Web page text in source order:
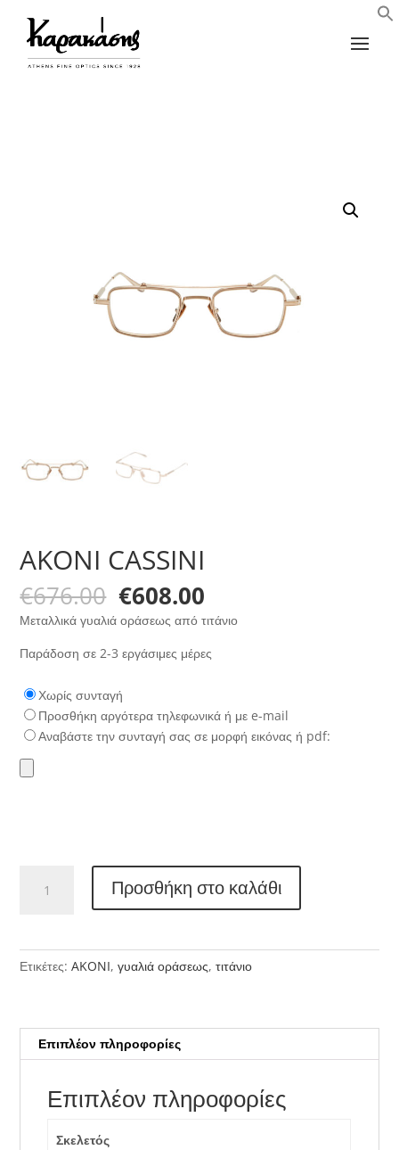
AKONI CASSINI
€676.00 Original
price
was:
€676.00.
€608.00
τρέχουσα
τιμή
είναι:
Μεταλλικά γυαλιά οράσεως από τιτάνιο
Παράδοση σε 2-3 εργάσιμες μέρες
Χωρίς συνταγή
Προσθήκη αργότερα τηλεφωνικά ή με e-mail
Αναβάστε την συνταγή σας σε μορφή εικόνας ή pdf:
CASSINI
Προσθήκη στο καλάθι
Ετικέτες:AKONI,γυαλιά οράσεως,τιτάνιο
Επιπλέον πληροφορίες
Επιπλέον πληροφορίες
Σκελετός